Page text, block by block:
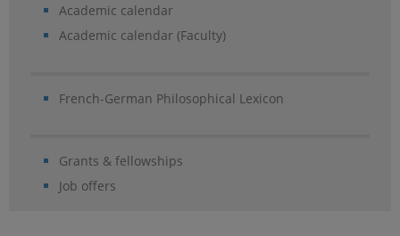
Academic calendar
Academic calendar (Faculty)
French-German Philosophical Lexicon
Grants & fellowships
Job offers